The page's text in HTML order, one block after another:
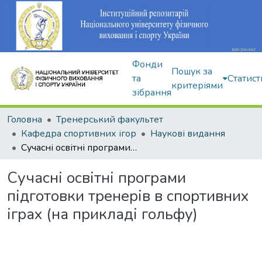
Фонди
та
зібрання
Пошук за
критеріями
Головна
Тренерський факультет
Кафедра спортивних ігор
Наукові видання
Сучасні освітні програми підготовки тренерів в спортивних іграх (на прикладі гольфу)
Сучасні освітні програми
підготовки тренерів в спортивних
іграх (на прикладі гольфу)